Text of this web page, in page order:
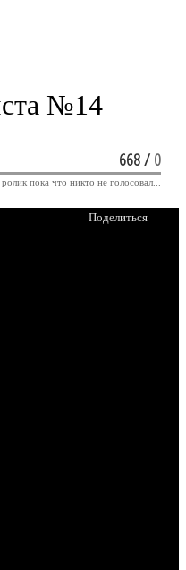
№14
Поделиться
668/0
пока что никто не голосовал...